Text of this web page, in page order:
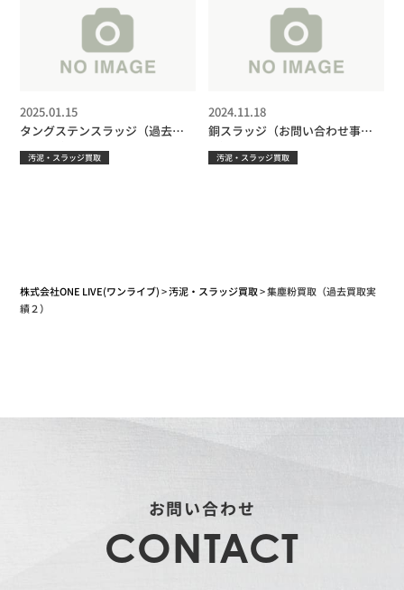
タングステンスラッジ（過去買
取実績3）
2025.01.15
汚泥・スラッジ買取
銅スラッジ（お問い合わせ事例
１）
2024.11.18
汚泥・スラッジ買取
株式会社ONE LIVE(ワンライブ)>汚泥・スラッジ買取>集塵粉買取（過去買取実
績２）
お問い合わせ
CONTACT